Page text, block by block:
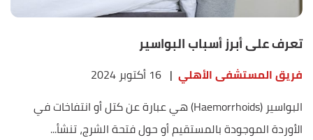
تعرف على أبرز أسباب البواسير
فريق المستشفى الأهلي | 16 أكتوبر 2024
البواسير (Haemorrhoids) هي عبارة عن كتل أو انتفاخات في
الأوردة الموجودة بالمستقيم أو حول فتحة الشرج، تنشأ...